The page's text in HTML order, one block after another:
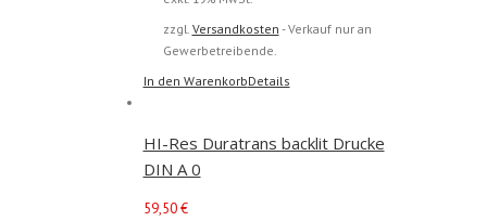
zzgl. Versandkosten - Verkauf nur an
Gewerbetreibende.
In den WarenkorbDetails
HI-Res Duratrans backlit Drucke
DIN A 0
59,50€